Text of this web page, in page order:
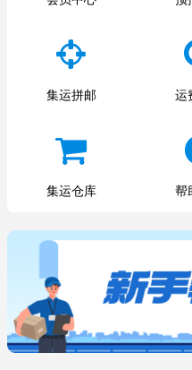
集运拼邮 运
集运仓库 帮